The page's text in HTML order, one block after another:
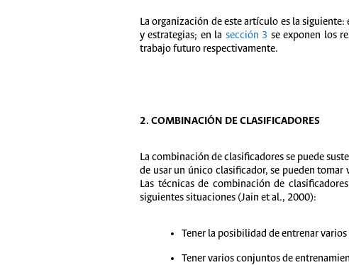
La organización de este artículo es la siguiente:
y estrategias; en la sección 3 se exponen los
trabajo futuro respectivamente.
2. COMBINACIÓN DE CLASIFICADORES
La combinación de clasificadores se puede
de usar un único clasificador, se pueden tomar
Las técnicas de combinación de
siguientes situaciones (Jain et al., 2000):
Tener la posibilidad de entrenar
Tener varios conjuntos de